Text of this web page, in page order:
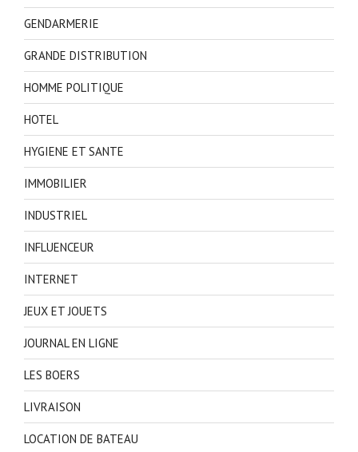
GENDARMERIE
GRANDE DISTRIBUTION
HOMME POLITIQUE
HOTEL
HYGIENE ET SANTE
IMMOBILIER
INDUSTRIEL
INFLUENCEUR
INTERNET
JEUX ET JOUETS
JOURNAL EN LIGNE
LES BOERS
LIVRAISON
LOCATION DE BATEAU